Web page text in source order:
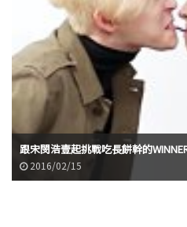
跟宋閔浩壹起挑戰吃長餅幹的
2016/02/15